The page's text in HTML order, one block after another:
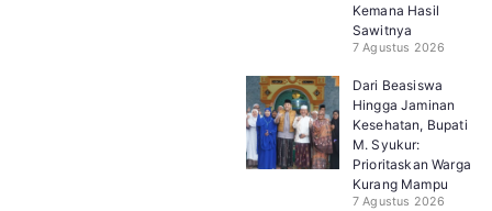
Kemana Hasil
Sawitnya
7 Agustus 2026
Dari Beasiswa
Hingga Jaminan
Kesehatan, Bupati
M. Syukur:
Prioritaskan Warga
Kurang Mampu
7 Agustus 2026